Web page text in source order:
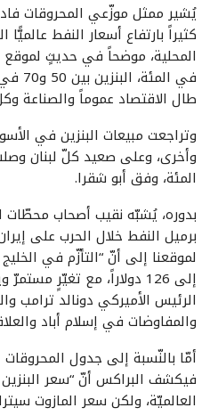
يُشير ممثل موزّعي المحروقات
كثيراً بارتفاع أسعار النفط
في
طال الاقتصاد عموماً والصناعة
وتراجعت مبيعات البنزين في
المئة، وفق أبو شقرا.
بدوره، يُشبّه نقيب أصحاب محطّات
برميل النفط خلال الحرب على
لموقعنا إلى أنّ “التأزّم في
إلى 126 دولاراً، مع تغيّرٍ
الرئيس الأميركي دونالد ترامب
والمفاوضات في إسلام أباد
أمّا بالنّسبة إلى جدول
فيكشف البراكس أنّ “سعر البنزين
العالميّة، ولكن سعر المازوت